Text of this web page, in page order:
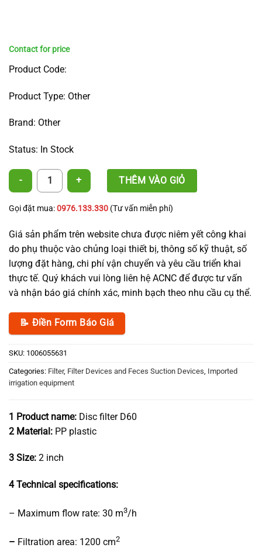
Product Code:
Product Type: Other
Brand: Other
Status: In Stock
D60 Disc Filter, 120 Mesh quantityTHÊM VÀO GIỎ
Gọi đặt mua:0976.133.330 (Tư vấn miễn phí)
Giá sản phẩm trên website chưa được niêm yết công khai
do phụ thuộc vào chủng loại thiết bị, thông số kỹ thuật, số
lượng đặt hàng, chi phí vận chuyển và yêu cầu triển khai
thực tế. Quý khách vui lòng liên hệ ACNC để được tư vấn
và nhận báo giá chính xác, minh bạch theo nhu cầu cụ thể.
📝 Điền Form Báo Giá
SKU: 1006055631
Categories: Filter, Filter Devices and Feces Suction Devices Imported
irrigation equipment
1 Product name: Disc filter D60
2 Material: PP plastic
3 Size: 2 inch
4 Technical specifications:
– Maximum flow rate: 30 m3/h
– Filtration area: 1200 cm2